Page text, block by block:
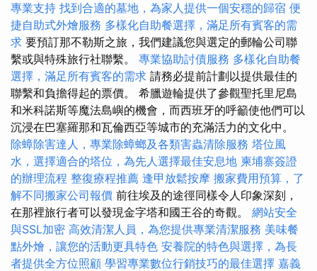
專業支持 找到合適的墓地，為家人提供一個安穩的歸宿 便
捷自助式外燴服務 多樣化自助餐選擇，滿足所有賓客的需
求 要預訂那不勒斯之旅，我們建議您與選定的郵輪公司聯
繫或與特殊旅行社聯繫。 專業協助討債服務 多樣化自助餐
選擇，滿足所有賓客的需求 請務必提前計劃以提供最佳的
聯繫和負擔得起的票價。 希臘遊輪提供了參觀聖托里尼島
和米科諾斯等魔法島嶼的機會，而西班牙的呼籲使他們可以
沉浸在巴塞羅那和瓦倫西亞等城市的充滿活力的文化中。
除蟑除害達人，專業除蟑螂及各類害蟲清除服務 塔位風
水，選擇適合的塔位，為先人選擇最佳安息地 柬埔寨簽證
的辦理流程 整復療程推薦 逢甲放鬆按摩 搬家費用預算，了
解不同搬家公司報價 前往埃及的途徑同樣令人印象深刻，
在那裡旅行者可以發現金字塔和國王谷的奇觀。 網站安全
與SSL加密 高效清潔人員，為您提供專業清潔服務 美味餐
點外燴，讓您的活動更具特色 安養院的特色與選擇，為長
者提供全方位照顧 學習專業數位行銷技巧的最佳選擇 嘉義